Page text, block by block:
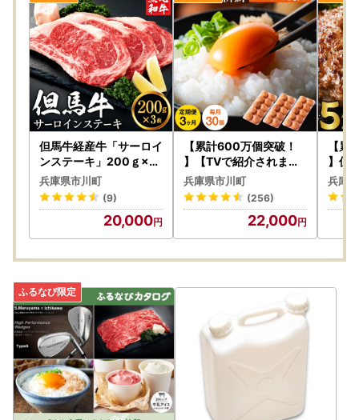
但馬牛経産牛「サーロイ
ンステーキ」200ｇ×3
枚 020AA02N.／黒毛
和牛 ステーキ肉 いちか
わ精肉店 経産牛 牛肉 国
産 bbq バーベキュー 焼
肉 ステーキ サーロイン
兵庫県市川町
(9)
20,000
【累計600万個突破！
】【TVで紹介されまし
た】【定期便】タズミの
卵（30個×3ヶ月）022
AB01N.／こだわり卵 市
川町産 兵庫県産 たまご
たまごかけご飯 玉子 生
兵庫県市川町
(256)
22,000
【
】但
グ（
毛和
ぶ バ
兵庫